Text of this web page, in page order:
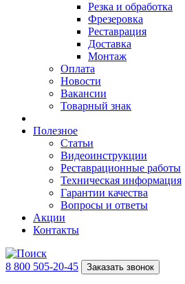
Резка и обработка
Фрезеровка
Реставрация
Доставка
Монтаж
Оплата
Новости
Вакансии
Товарный знак
Полезное
Статьи
Видеоинструкции
Реставрационные работы
Техническая информация
Гарантии качества
Вопросы и ответы
Акции
Контакты
8 800 505-20-45 Заказать звонок